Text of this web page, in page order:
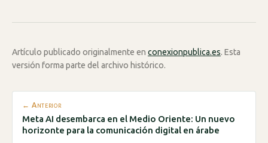
Artículo publicado originalmente en conexionpublica.es. Esta
versión forma parte del archivo histórico.
← Anterior
Meta AI desembarca en el Medio Oriente: Un nuevo
horizonte para la comunicación digital en árabe